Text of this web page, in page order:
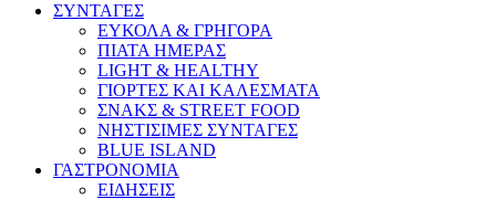
ΣΥΝΤΑΓΕΣ
ΕΥΚΟΛΑ & ΓΡΗΓΟΡΑ
ΠΙΑΤΑ ΗΜΕΡΑΣ
LIGHT & HEALTHY
ΓΙΟΡΤΕΣ ΚΑΙ ΚΑΛΕΣΜΑΤΑ
ΣΝΑΚΣ & STREET FOOD
ΝΗΣΤΙΣΙΜΕΣ ΣΥΝΤΑΓΕΣ
BLUE ISLAND
ΓΑΣΤΡΟΝΟΜΙΑ
ΕΙΔΗΣΕΙΣ